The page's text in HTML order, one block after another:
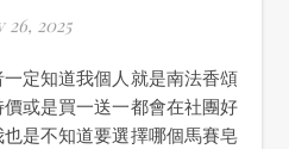
26, 2025
或是買一送一都會在社團好
是不知道要選擇哪個馬賽皂